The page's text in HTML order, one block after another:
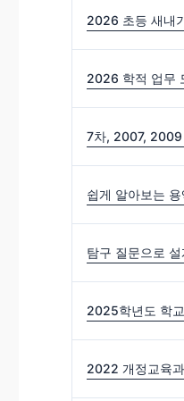
2026 초등 새내
2026 학적 업무
7차, 2007, 2009
쉽게 알아보는
탐구 질문으로
2025학년도 학
2022 개정교육